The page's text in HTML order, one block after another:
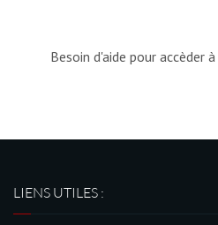
Besoin d'aide pour accèder
LIENS UTILES :